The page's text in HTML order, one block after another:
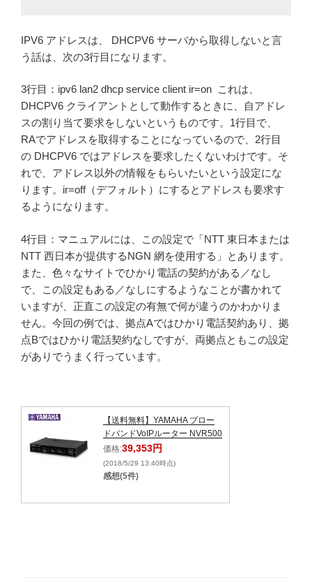
IPV6 アドレスは、 DHCPV6 サーバから取得しないと言
う話は、次の3行目になります。
3行目：ipv6 lan2 dhcp service client ir=on これは、
DHCPV6 クライアントとして動作するときに、自アドレ
スの割り当て要求をしないというものです。1行目で、
RAでアドレスを取得することになっているので、2行目
の DHCPV6 ではアドレスを要求したくないわけです。そ
れで、アドレス以外の情報をもらいたいという設定にな
ります。ir=off（デフォルト）にするとアドレスも要求す
るようになります。
4行目：マニュアルには、この設定で「NTT 東日本または
NTT 西日本が提供するNGN 網を使用する」とあります。
また、色々なサイトでひかり電話の契約がある／なし
で、この設定もある／なしにするようなことが書かれて
いますが、正直この設定の有無で何が違うのかわかりま
せん。今回の例では、拠点Aではひかり電話契約あり、拠
点Bではひかり電話契約なしですが、両拠点ともこの設定
がありでうまく行っています。
【送料無料】YAMAHA ブロー
ドバンドVoIPルーター NVR500
価格:39,353円
(2018/5/29 13:40時点)
感想(5件)